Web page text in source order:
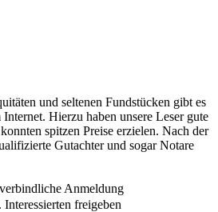
und seltenen Fundstücken gibt es
Hierzu haben unsere Leser gute
spitzen Preise erzielen. Nach der
Gutachter und sogar Notare
Anmeldung
freigeben